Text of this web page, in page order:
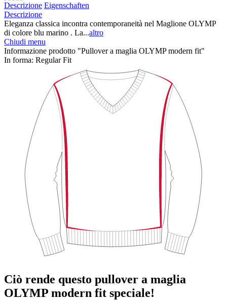
Descrizione Eigenschaften
Descrizione
Eleganza classica incontra contemporaneità nel Maglione OLYMP
di colore blu marino . La...altro
Chiudi menu
Informazione prodotto "Pullover a maglia OLYMP modern fit"
In forma: Regular Fit
Ciò rende questo pullover a maglia
OLYMP modern fit speciale!